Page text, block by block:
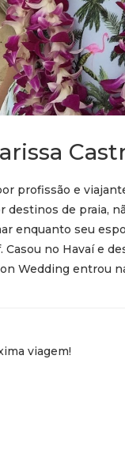
profissão e
destinos de praia,
enquanto seu
Casou no Havaí e
Wedding entrou
viagem!